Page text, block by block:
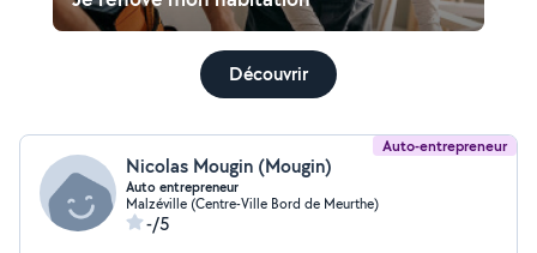
Découvrir
Auto-entrepreneur
Nicolas Mougin (Mougin)
Auto entrepreneur
Malzéville (Centre-Ville Bord de Meurthe)
-/5